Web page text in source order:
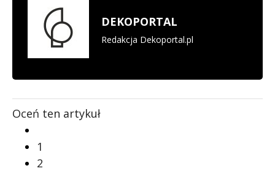
DEKOPORTAL
Redakcja Dekoportal.pl
Oceń ten artykuł
1
2